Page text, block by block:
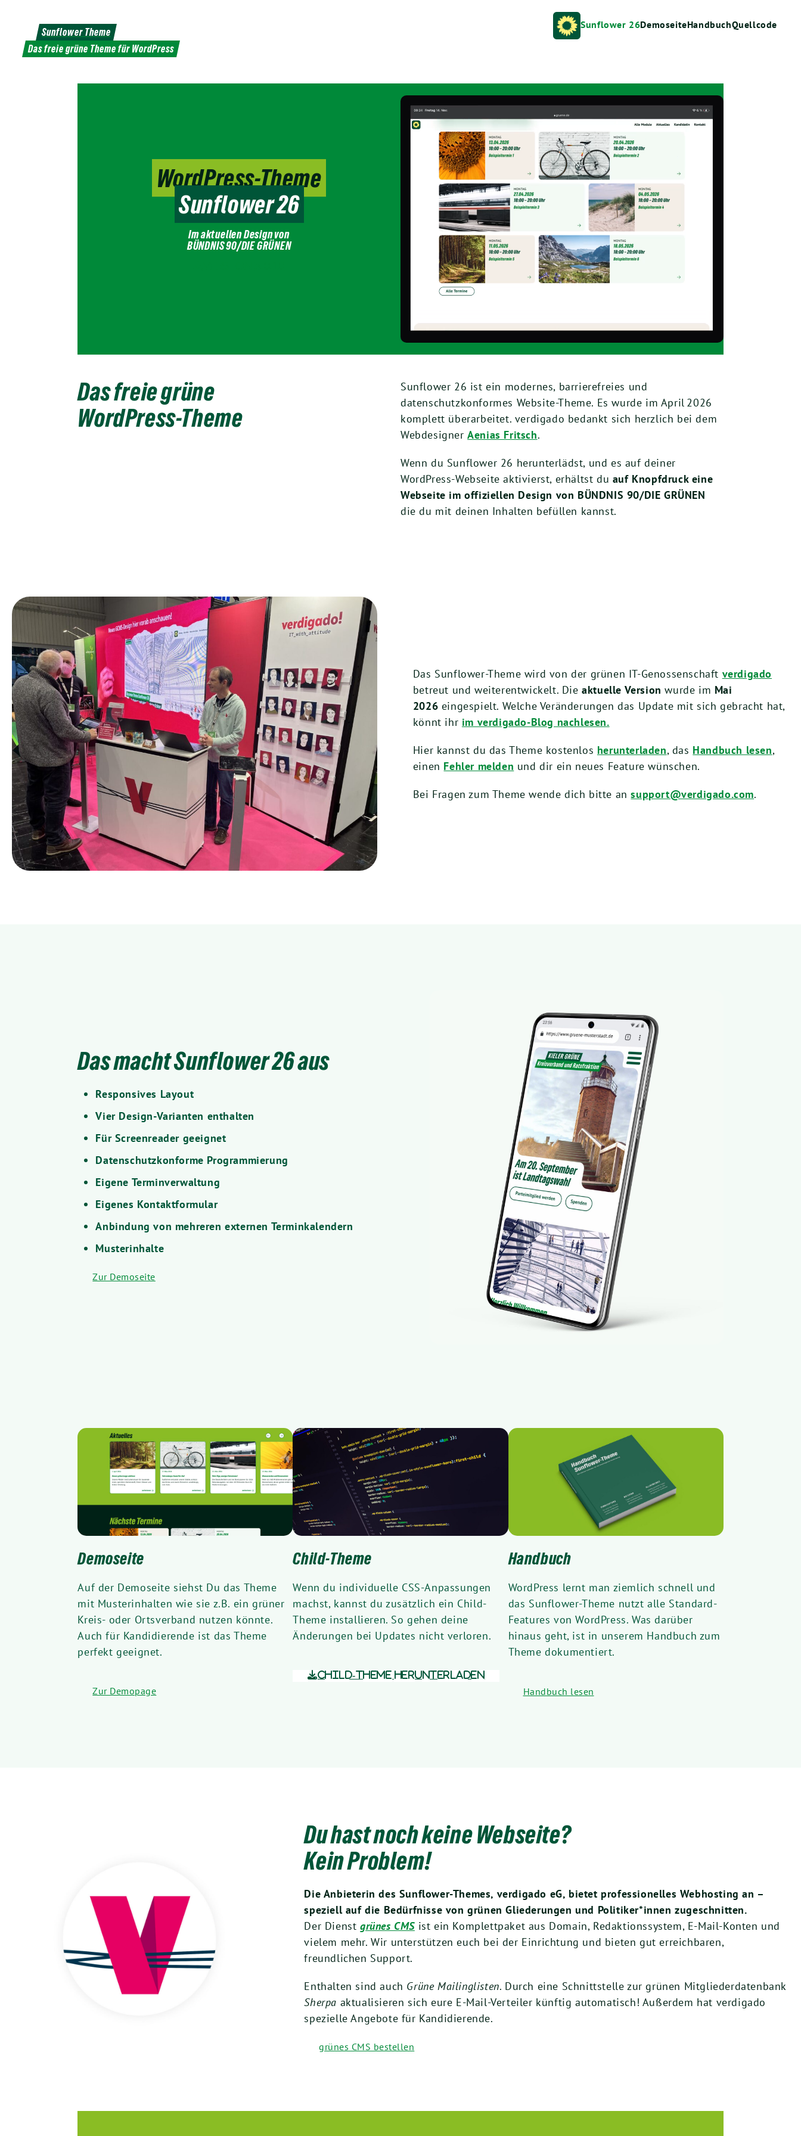
Inhalt
Sunflower Theme
Das freie grüne Theme für WordPress
Sunflower 26DemoseiteHandbuchQuellcode
WordPress-Theme
Sunflower 26
Im aktuellen Design von
BÜNDNIS 90/DIE GRÜNEN
Das freie grüne
WordPress-Theme
Sunflower 26 ist ein modernes, barrierefreies und
datenschutzkonformes Website-Theme. Es wurde im April 2026
komplett überarbeitet. verdigado bedankt sich herzlich bei dem
WebdesignerAenias Fritsch.
Wenn du Sunflower 26 herunterlädst, und es auf deiner
WordPress-Webseite aktivierst, erhältst du auf Knopfdruck eine
Webseite im offiziellen Design von BÜNDNIS 90/DIE GRÜNEN
die du mit deinen Inhalten befüllen kannst.
Das Sunflower-Theme wird von der grünen IT-Genossenschaft verdigado
betreut und weiterentwickelt. Dieaktuelle Versionwurde im Mai
2026 eingespielt. Welche Veränderungen das Update mit sich gebracht hat,
könnt ihr im verdigado-Blog nachlesen.
Hier kannst du das Theme kostenlos herunterladen, das Handbuch lesen,
einen Fehler melden und dir ein neues Feature wünschen.
Bei Fragen zum Theme wende dich bitte ansupport@verdigado.com.
Das macht Sunflower 26 aus
Responsives Layout
Vier Design-Varianten enthalten
Für Screenreader geeignet
Datenschutzkonforme Programmierung
Eigene Terminverwaltung
Eigenes Kontaktformular
Anbindung von mehreren externen Terminkalendern
Musterinhalte
Zur Demoseite
Demoseite
Auf der Demoseite siehst Du das Theme
mit Musterinhalten wie sie z.B. ein grüner
Kreis- oder Ortsverband nutzen könnte.
Auch für Kandidierende ist das Theme
perfekt geeignet.
Zur Demopage
Child-Theme
Wenn du individuelle CSS-Anpassungen
machst, kannst du zusätzlich ein Child-
Theme installieren. So gehen deine
Änderungen bei Updates nicht verloren.
Child-Theme herunterladen
Handbuch
WordPress lernt man ziemlich schnell und
das Sunflower-Theme nutzt alle Standard-
Features von WordPress. Was darüber
hinaus geht, ist in unserem Handbuch zum
Theme dokumentiert.
Handbuch lesen
Du hast noch keine Webseite?
Kein Problem!
Die Anbieterin des Sunflower-Themes, verdigado eG, bietet professionelles Webhosting an –
speziell auf die Bedürfnisse von grünen Gliederungen und Politiker*innen zugeschnitten.
Der Dienst grünes CMSist ein Komplettpaket aus Domain, Redaktionssystem, E-Mail-Konten und
vielem mehr. Wir unterstützen euch bei der Einrichtung und bieten gut erreichbaren,
freundlichen Support.
Enthalten sind auch Grüne Mailinglisten. Durch eine Schnittstelle zur grünen Mitgliederdatenbank
Sherpa aktualisieren sich eure E-Mail-Verteiler künftig automatisch! Außerdem hat verdigado
spezielle Angebote für Kandidierende.
grünes CMS bestellen